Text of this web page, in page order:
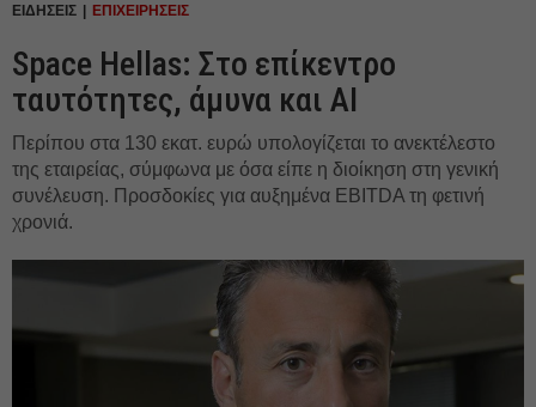
ΕΙΔΗΣΕΙΣ ΕΠΙΧΕΙΡΗΣΕΙΣ
Space Hellas: Στο επίκεντρο
ταυτότητες, άμυνα και AI
Περίπου στα 130 εκατ. ευρώ υπολογίζεται το ανεκτέλεστο
της εταιρείας, σύμφωνα με όσα είπε η διοίκηση στη γενική
συνέλευση. Προσδοκίες για αυξημένα EBITDA τη φετινή
χρονιά.